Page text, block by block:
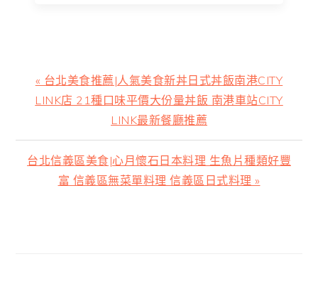
上
一
文
章:
« 台北美食推薦|人氣美食新丼日式丼飯南港CITY
LINK店 21種口味平價大份量丼飯 南港車站CITY
LINK最新餐廳推薦
下
台北信義區美食|心月懷石日本料理 生魚片種類好豐
富 信義區無菜單料理 信義區日式料理 »